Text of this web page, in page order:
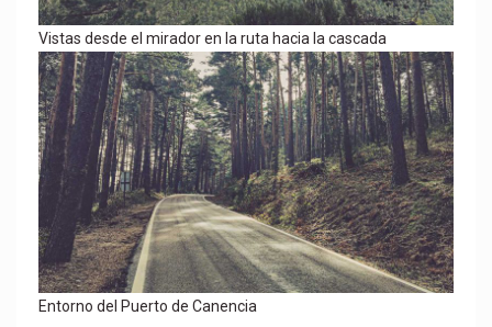
Vistas desde el mirador en la ruta hacia la cascada
Entorno del Puerto de Canencia